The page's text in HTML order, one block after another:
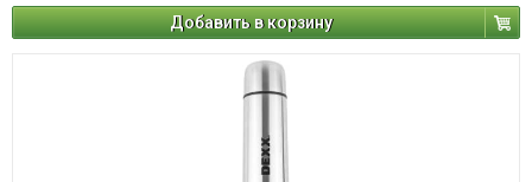
Добавить в корзину